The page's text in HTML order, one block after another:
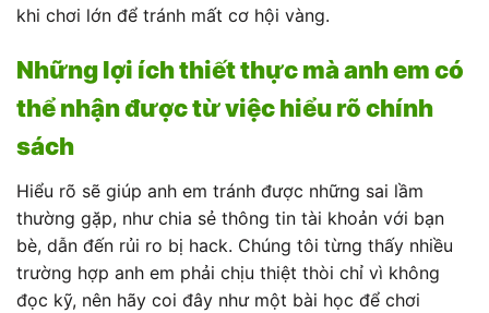
khi chơi lớn để tránh mất cơ hội vàng.
Những lợi ích thiết thực mà anh em có
thể nhận được từ việc hiểu rõ chính
sách
Hiểu rõ sẽ giúp anh em tránh được những sai lầm
thường gặp, như chia sẻ thông tin tài khoản với bạn
bè, dẫn đến rủi ro bị hack. Chúng tôi từng thấy nhiều
trường hợp anh em phải chịu thiệt thòi chỉ vì không
đọc kỹ, nên hãy coi đây như một bài học để chơi